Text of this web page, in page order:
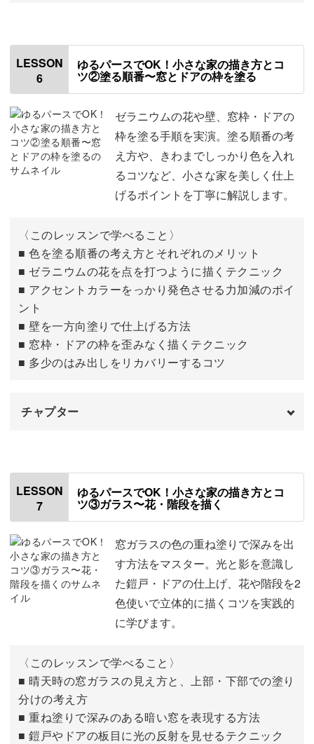
使用する材料・道具
テンプレートをトレースする
トレースしないで下書きを描く 09:58
LESSON
6
ゆるパースでOK！小さな家の描き方とコ
ツ②塗る順番〜窓とドアの枠を塗る
ゼラニウムの花や壁、窓枠・ドアの
枠を塗る手順を実演。塗る順番の考
え方や、きわまでしっかり色を入れ
るコツなど、小さな家を美しく仕上
げるポイントを丁寧に解説します。
〈このレッスンで学べること〉
■ 色を塗る順番の考え方とそれぞれのメリット
■ ゼラニウムの花を点を打つように描くテクニック
■ アクセントカラーをっかり発色させる力加減のポイ
ント
■ 壁を一方向塗りで仕上げる方法
■ 窓枠・ドアの枠を歪みなく描くテクニック
■ 多少のはみ出しをリカバリーするコツ
チャプター
色を塗る順番について
ゼラニウムを塗る
壁を塗る 04:48
窓枠とドアの枠を塗る 08:58
LESSON
7
ゆるパースでOK！小さな家の描き方とコ
ツ③ガラス〜花・階段を描く
窓ガラスの色の重ね塗りで深みを出
す方法をマスター。光と影を意識し
た鎧戸・ドアの仕上げ、花や階段を2
色使いで立体的に描くコツを実践的
に学びます。
〈このレッスンで学べること〉
■ 晴天時の窓ガラスの見え方と、上部・下部での塗り
分けの考え方
■ 重ね塗りで深みのある暗い窓を表現する方法
■ 鎧戸やドアの板目に光の反射を見せるテクニック